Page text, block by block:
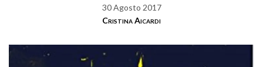
30 Agosto 2017
Cristina Aicardi